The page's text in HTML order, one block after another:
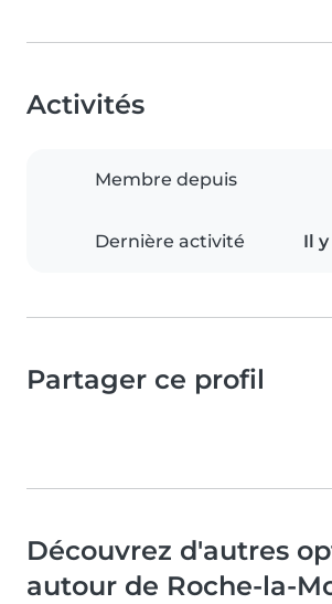
Activités
Membre depuis
Dernière activité Il
Partager ce profil
Découvrez d'autres
autour de Roche-la-